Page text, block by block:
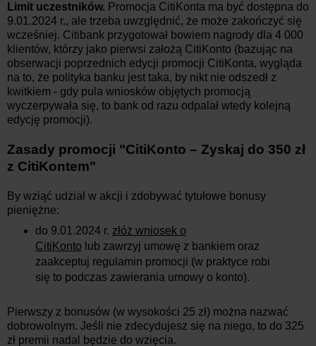
Limit uczestników. Promocja CitiKonta ma być dostępna do
9.01.2024 r., ale trzeba uwzględnić, że może zakończyć się
wcześniej. Citibank przygotował bowiem nagrody dla 4 000
klientów, którzy jako pierwsi założą CitiKonto (bazując na
obserwacji poprzednich edycji promocji CitiKonta, wygląda
na to, że polityka banku jest taka, by nikt nie odszedł z
kwitkiem - gdy pula wniosków objętych promocją
wyczerpywała się, to bank od razu odpalał wtedy kolejną
edycję promocji).
Zasady promocji "CitiKonto – Zyskaj do 350 zł
z CitiKontem"
By wziąć udział w akcji i zdobywać tytułowe bonusy
pieniężne:
do 9.01.2024 r. złóż wniosek o
CitiKonto lub zawrzyj umowę z bankiem oraz
zaakceptuj regulamin promocji (w praktyce robi
się to podczas zawierania umowy o konto).
Pierwszy z bonusów (w wysokości 25 zł) można nazwać
dobrowolnym. Jeśli nie zdecydujesz się na niego, to do 325
zł premii nadal będzie do wzięcia.